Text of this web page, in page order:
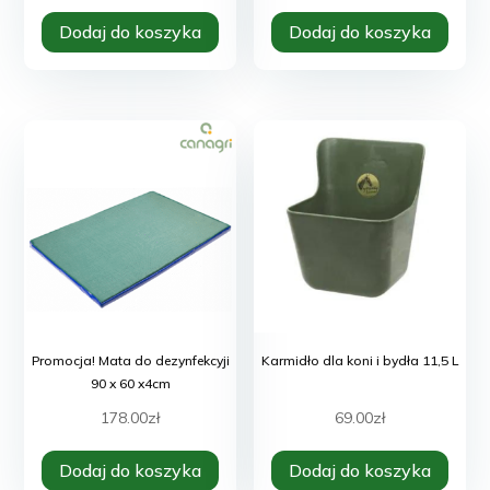
Dodaj do koszyka Dodaj do koszyka
Promocja! Mata do dezynfekcyji
90 x 60 x4cm
178.00zł
Dodaj do koszyka
Karmidło dla koni i bydła 11,5 L
69.00zł
Dodaj do koszyka